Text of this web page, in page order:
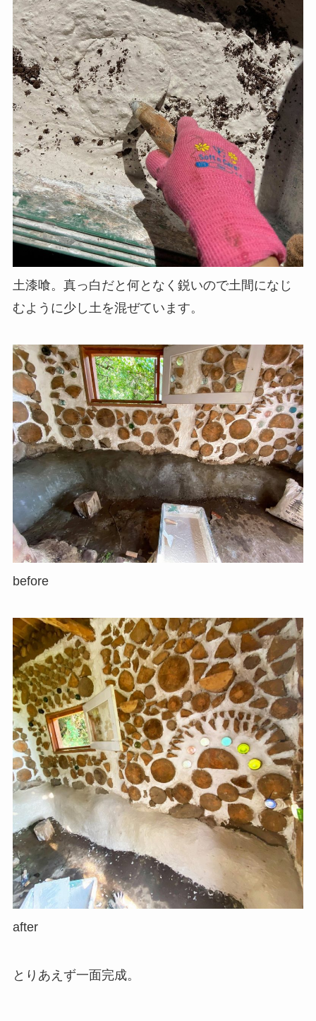
土漆喰。真っ白だと何となく鋭いので土間になじ
むように少し土を混ぜています。
before
after
とりあえず一面完成。